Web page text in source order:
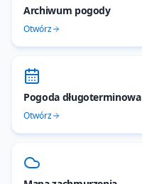
Archiwum pogody
Otwórz
Pogoda długoterminowa
Otwórz